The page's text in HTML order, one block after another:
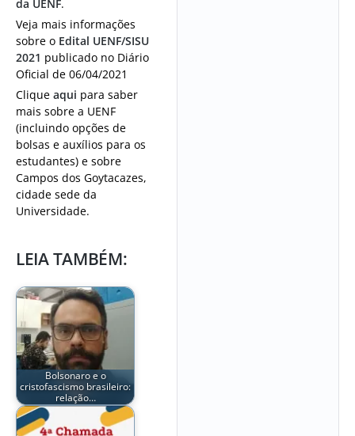
da UENF.
Veja mais informações
sobre o Edital UENF/SISU
2021 publicado no Diário
Oficial de 06/04/2021
Clique aqui para saber
mais sobre a UENF
(incluindo opções de
bolsas e auxílios para os
estudantes) e sobre
Campos dos Goytacazes,
cidade sede da
Universidade.
LEIA TAMBÉM:
Bolsonaro e o
cristofascismo brasileiro:
relação…